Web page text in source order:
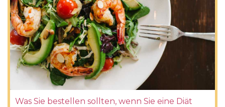
Was Sie bestellen sollten, wenn Sie eine Diät